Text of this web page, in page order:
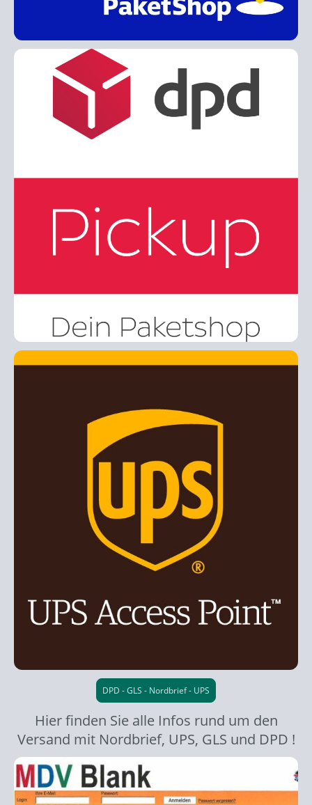
DPD - GLS - Nordbrief - UPS
Hier finden Sie alle Infos rund um den
Versand mit Nordbrief, UPS, GLS und DPD !